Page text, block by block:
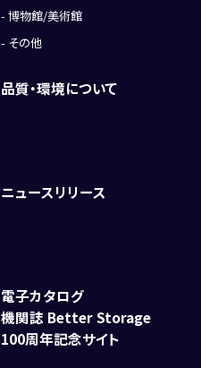
博物館/美術館
その他
品質・環境について
ニュースリリース
電子カタログ
機関誌 Better Storage
100周年記念サイト